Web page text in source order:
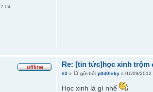
Re: [tin tức]học xinh trộm
#3 » gửi bởip0d0lsky » 01/09/
Học xinh là gì nhể